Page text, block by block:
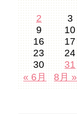
2
3
9
10
16
17
23
24
30
31
« 6月
8月 »